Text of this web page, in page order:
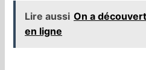
Lire aussi On a
en ligne